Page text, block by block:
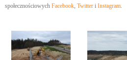
społecznościowych Facebook, Twitter i Instagram.